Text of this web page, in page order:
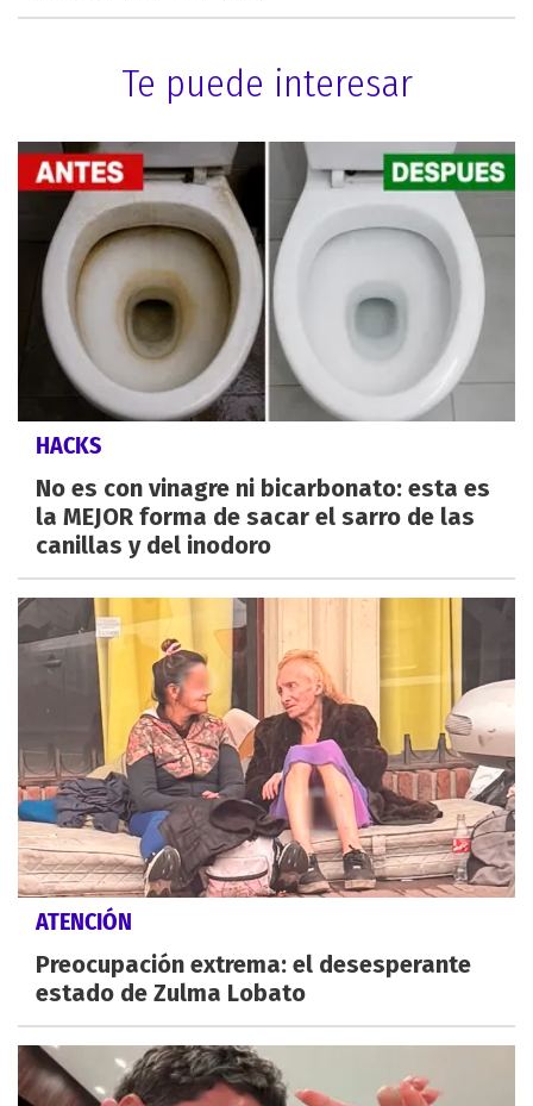
Te puede interesar
HACKS
No es con vinagre ni bicarbonato: esta es
la MEJOR forma de sacar el sarro de las
canillas y del inodoro
ATENCIÓN
Preocupación extrema: el desesperante
estado de Zulma Lobato